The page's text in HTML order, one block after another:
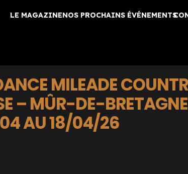
LE MAGAZINENOS PROCHAINS ÉVÉNEMENTS
MILEADE
– MÛR-DE-
AU 18/04/26